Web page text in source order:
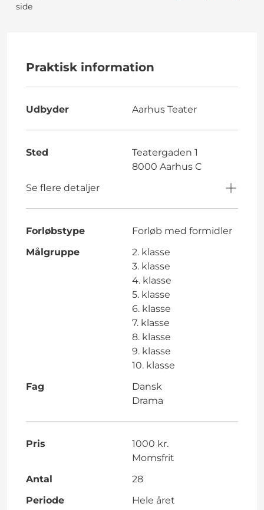
side
Praktisk information
Udbyder Aarhus Teater
Sted
Teatergaden 1
8000 Aarhus C
Se flere detaljer
Forløbstype
Forløb med formidler
Målgruppe
2. klasse
3. klasse
4. klasse
5. klasse
6. klasse
7. klasse
8. klasse
9. klasse
10. klasse
Fag
Dansk
Drama
Pris
1000 kr.
Momsfrit
Antal
28
Periode
Hele året